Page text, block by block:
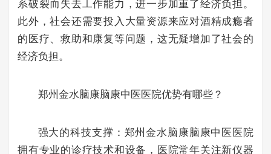
系破裂而失去工作能力，进一步加重了经济负担。
此外，社会还需要投入大量资源来应对酒精成瘾者
的医疗、救助和康复等问题，这无疑增加了社会的
经济负担。
郑州金水脑康脑康中医医院优势有哪些？
强大的科技支撑：郑州金水脑康脑康中医医院
拥有专业的诊疗技术和设备，医院常年关注新仪器